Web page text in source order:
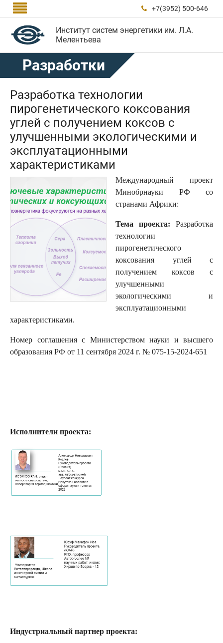
  +7(3952) 500-646
Институт систем энергетики им. Л.А.
Мелентьева
Разработки
Разработка технологии
пирогенетического коксования
углей с получением коксов с
улучшенными экологическими и
эксплуатационными
характеристиками
Международный проект
Минобрнауки РФ со
странами Африки:
Тема проекта: Разработка
технологии
пирогенетического
коксования углей с
получением коксов с
улучшенными
экологическими и
эксплуатационными
характеристиками.
Номер соглашения с Министерством науки и высшего
образования РФ от 11 сентября 2024 г. № 075-15-2024-651
Исполнители проекта:
Индустриальный партнер проекта: